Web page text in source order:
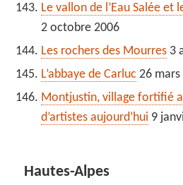
Le vallon de l’Eau Salée et
2 octobre 2006
Les rochers des Mourres 3
L’abbaye de Carluc 26 mars
Montjustin, village fortifié
d’artistes aujourd’hui 9
Hautes-Alpes